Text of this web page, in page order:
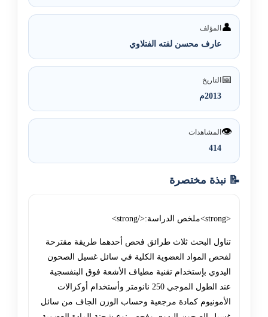
👤المؤلف
عارف محسن لفته الفتلاوي
📅التاريخ
2013م
👁️المشاهدات
414
📝 نبذة مختصرة
<strong>ملخص الدراسة:</strong>
تناول البحث ثلاث طرائق فحص أحدهما طريقة مقترحة
لفحص المواد العضوية الكلية في سائل غسيل الصحون
اليدوي بإستخدام تقنية مطياف الأشعة فوق البنفسجية
عند الطول الموجي 250 نانومتر وأستخدام أوكزالات
الأمونيوم كمادة مرجعية وحساب الوزن الجاف من سائل